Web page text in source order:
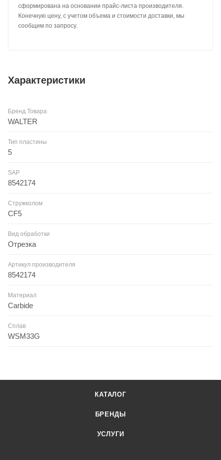
сформирована на основании прайс-листа производителя.
Конечную цену, с учетом объема и стоимости доставки, мы
сообщим по запросу.
Характеристики
Бренд Товара
WALTER
Тип пластины
5
SAP
8542174
Стружколом
CF5
Вид обработки
Отрезка
Артикул производителя
8542174
Материал
Carbide
Сплав
WSM33G
КАТАЛОГ
БРЕНДЫ
УСЛУГИ